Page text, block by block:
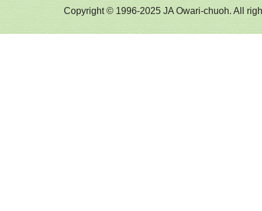
Copyright © 1996-2025 JA Owari-chuoh. All